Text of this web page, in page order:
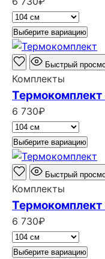
Выберите вариацию
Быстрый
Комплекты
6 730₽
Выберите вариацию
Быстрый
Комплекты
6 730₽
Выберите вариацию